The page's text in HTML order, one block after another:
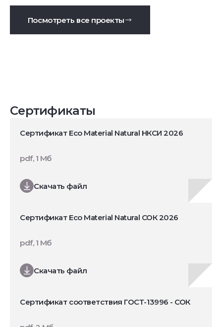
Посмотреть все проекты
Сертификаты
Сертификат Eco Material Natural НКСИ 2026
Скачать файл
pdf, 1 Мб
Сертификат Eco Material Natural СОК 2026
Скачать файл
pdf, 1 Мб
Сертификат соответствия ГОСТ-13996 - СОК